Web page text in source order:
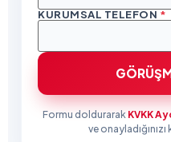
KURUMSAL TELEFON *
Formu doldurarak KVKK
ve